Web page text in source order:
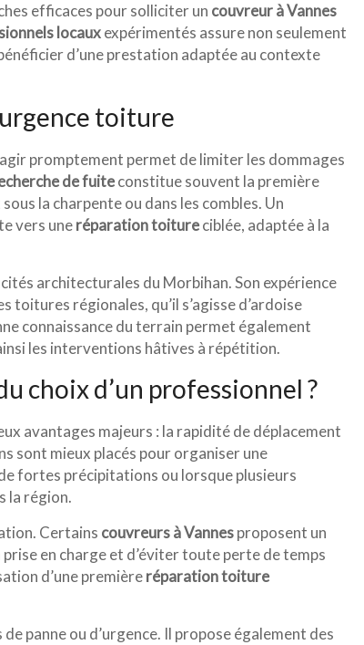
efficaces pour solliciter un couvreur à Vannes
locauxexpérimentés assure non seulement
d’une prestation adaptée au contexte
toiture
promptement permet de limiter les dommages
de fuiteconstitue souvent la première
la charpente ou dans les combles. Un
vers uneréparation toitureciblée, adaptée à la
architecturales du Morbihan. Son expérience
régionales, qu’il s’agisse d’ardoise
connaissance du terrain permet également
les interventions hâtives à répétition.
choix d’un professionnel ?
avantages majeurs : la rapidité de déplacement
sont mieux placés pour organiser une
fortes précipitations ou lorsque plusieurs
la région.
Certains couvreurs à Vannesproposent un
en charge et d’éviter toute perte de temps
d’une premièreréparation toiture
panne ou d’urgence. Il propose également des